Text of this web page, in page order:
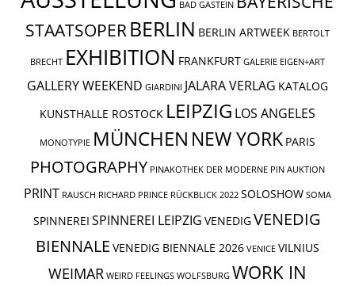
BAD GASTEIN
STAATSOPERBERLIN BERLIN ARTWEEK BERTOLT
BRECHT EXHIBITION FRANKFURT GALERIE EIGEN+ART
GALLERY WEEKEND GIARDINI JALARA VERLAG KATALOG
KUNSTHALLE ROSTOCK LEIPZIG LOS ANGELES
MONOTYPIE MÜNCHEN NEW YORK PARIS
PHOTOGRAPHY PINAKOTHEK DER MODERNE PIN AUKTION
PRINT RAUSCH RICHARD PRINCE RÜCKBLICK 2022 SOLOSHOW SOMA
SPINNEREI SPINNEREI LEIPZIG VENEDIGVENEDIG
BIENNALE VENEDIG BIENNALE 2026 VENICE VILNIUS
WEIMAR WEIRD FEELINGS WOLFSBURG WORK IN